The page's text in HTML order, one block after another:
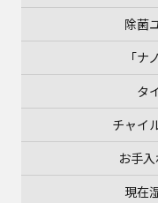
除菌
「ナ
タ
チャイ
お手
現在